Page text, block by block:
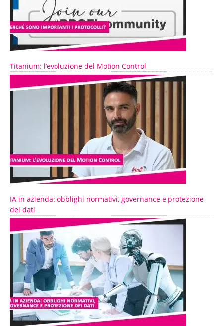
Titanium: l’evoluzione del Motion Control
IA in azienda: obblighi normativi, governance e protezione
dei dati